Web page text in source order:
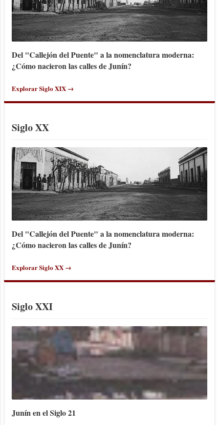
Del "Callejón del Puente" a la nomenclatura moderna:
¿Cómo nacieron las calles de Junín?
Explorar Siglo XIX →
Siglo XX
Del "Callejón del Puente" a la nomenclatura moderna:
¿Cómo nacieron las calles de Junín?
Explorar Siglo XX →
Siglo XXI
Junín en el Siglo 21